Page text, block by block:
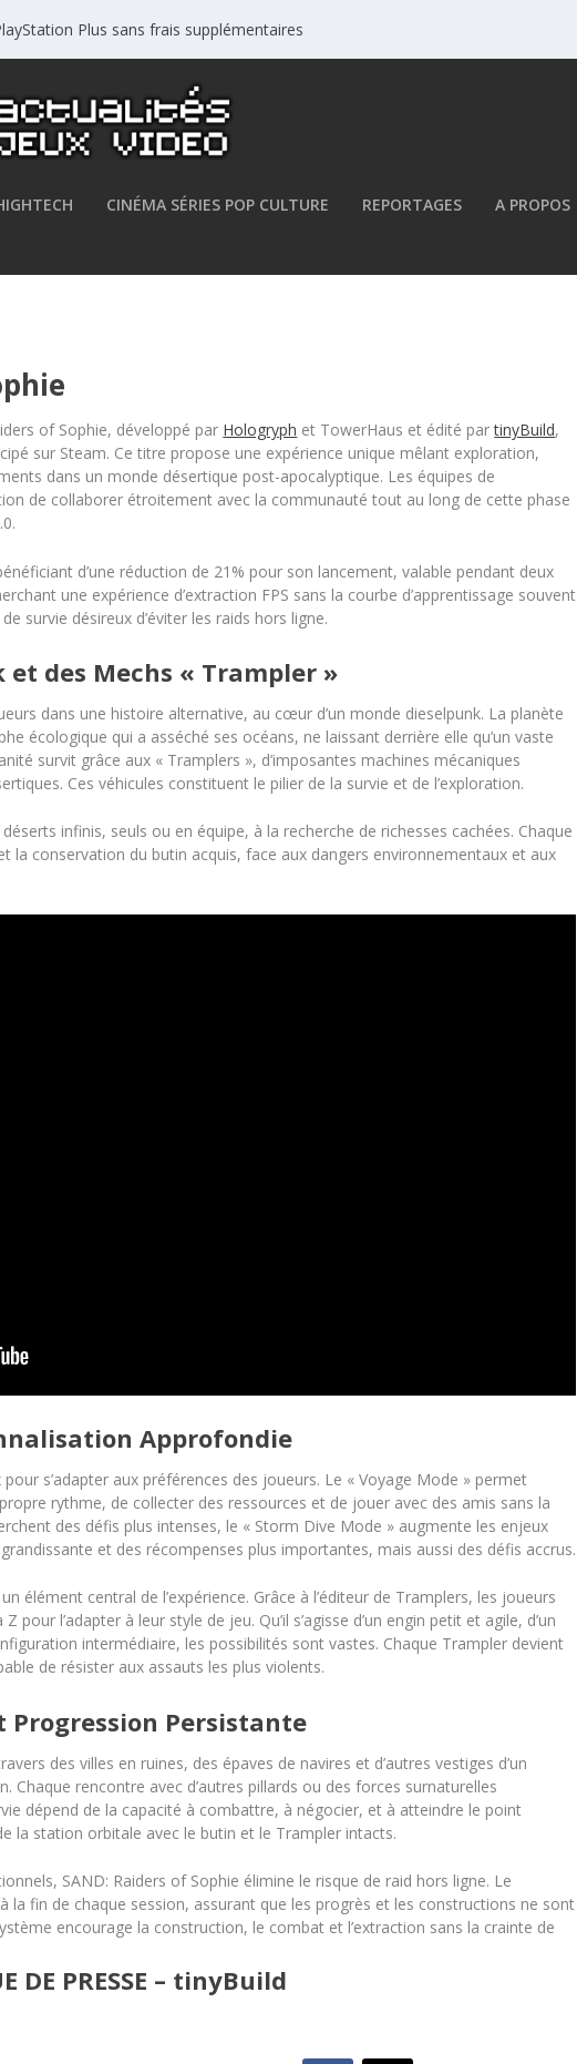
Plus sans frais supplémentaires
CINÉMA SÉRIES POP CULTURE REPORTAGES A PROPOS
of Sophie, développé par Hologryph et TowerHaus et édité partinyBuild,
sur Steam. Ce titre propose une expérience unique mêlant exploration,
dans un monde désertique post-apocalyptique. Les équipes de
de collaborer étroitement avec la communauté tout au long de cette phase
d’une réduction de 21% pour son lancement, valable pendant deux
une expérience d’extraction FPS sans la courbe d’apprentissage souvent
survie désireux d’éviter les raids hors ligne.
des Mechs « Trampler »
dans une histoire alternative, au cœur d’un monde dieselpunk. La planète
écologique qui a asséché ses océans, ne laissant derrière elle qu’un vaste
survit grâce aux « Tramplers », d’imposantes machines mécaniques
Ces véhicules constituent le pilier de la survie et de l’exploration.
infinis, seuls ou en équipe, à la recherche de richesses cachées. Chaque
la conservation du butin acquis, face aux dangers environnementaux et aux
Approfondie
s’adapter aux préférences des joueurs. Le « Voyage Mode » permet
rythme, de collecter des ressources et de jouer avec des amis sans la
des défis plus intenses, le « Storm Dive Mode » augmente les enjeux
et des récompenses plus importantes, mais aussi des défis accrus.
élément central de l’expérience. Grâce à l’éditeur de Tramplers, les joueurs
l’adapter à leur style de jeu. Qu’il s’agisse d’un engin petit et agile, d’un
intermédiaire, les possibilités sont vastes. Chaque Trampler devient
de résister aux assauts les plus violents.
Progression Persistante
des villes en ruines, des épaves de navires et d’autres vestiges d’un
Chaque rencontre avec d’autres pillards ou des forces surnaturelles
dépend de la capacité à combattre, à négocier, et à atteindre le point
la station orbitale avec le butin et le Trampler intacts.
SAND: Raiders of Sophie élimine le risque de raid hors ligne. Le
la fin de chaque session, assurant que les progrès et les constructions ne sont
encourage la construction, le combat et l’extraction sans la crainte de
DE PRESSE – tinyBuild